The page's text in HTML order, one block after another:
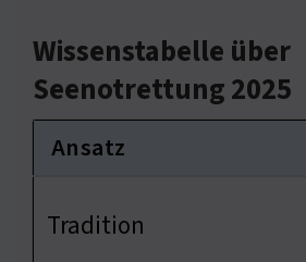
Wissenstabelle über
Seenotrettung 2025
Ansatz
Tradition